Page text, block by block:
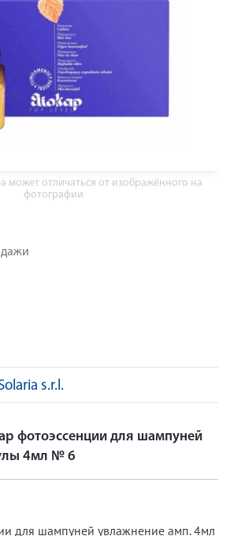
может отличаться от изображённого на
фотографии
s.r.l.
фотоэссенции для шампуней
4мл № 6
для шампуней увлажнение амп. 4мл